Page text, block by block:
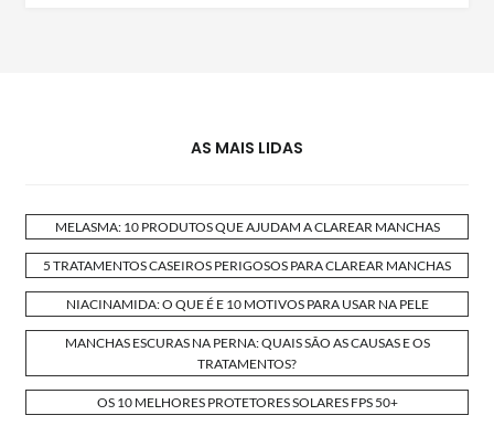
AS MAIS LIDAS
MELASMA: 10 PRODUTOS QUE AJUDAM A CLAREAR MANCHAS
5 TRATAMENTOS CASEIROS PERIGOSOS PARA CLAREAR MANCHAS
NIACINAMIDA: O QUE É E 10 MOTIVOS PARA USAR NA PELE
MANCHAS ESCURAS NA PERNA: QUAIS SÃO AS CAUSAS E OS
TRATAMENTOS?
OS 10 MELHORES PROTETORES SOLARES FPS 50+